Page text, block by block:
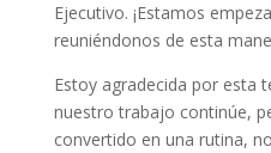
Ejecutivo. ¡Estamos
reuniéndonos de esta
Estoy agradecida por esta
nuestro trabajo continúe,
convertido en una rutina,